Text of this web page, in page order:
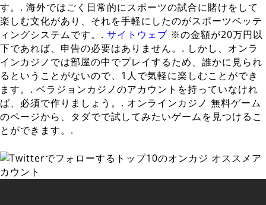
す。. 海外ではごく日常的にスポーツの試合に賭けをして
楽しむ文化があり、それを手軽にしたのがスポーツベッテ
ィングシステムです。. サイトウェブ ※の金額が20万円以
下であれば、申告の必要はありません。. しかし、オンラ
インカジノでは部屋の中でプレイするため、誰かに見られ
るということがないので、1人で気軽に楽しむことができ
ます。. ベラジョンカジノのアカウントを持っていなけれ
ば、必須で作りましょう。. オンラインカジノ 無料ゲーム
のページから、タダでで試してみたいゲームを見つけるこ
とができます。.